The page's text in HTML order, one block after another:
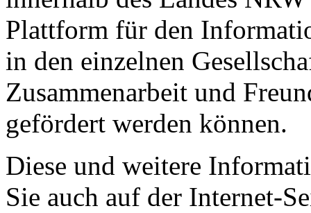
Plattform für den
in den einzelnen
Zusammenarbeit und
gefördert werden können.
Diese und weitere
Sie auch auf der Internet-